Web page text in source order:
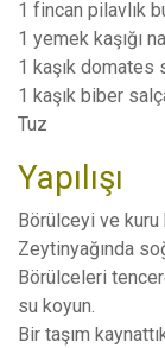
1 fincan pilavlık
1 yemek kaşığı
1 kaşık domates
1 kaşık biber
Tuz
Yapılışı
Börülceyi ve kuru
Zeytinyağında
Börülceleri
su koyun.
Bir taşım